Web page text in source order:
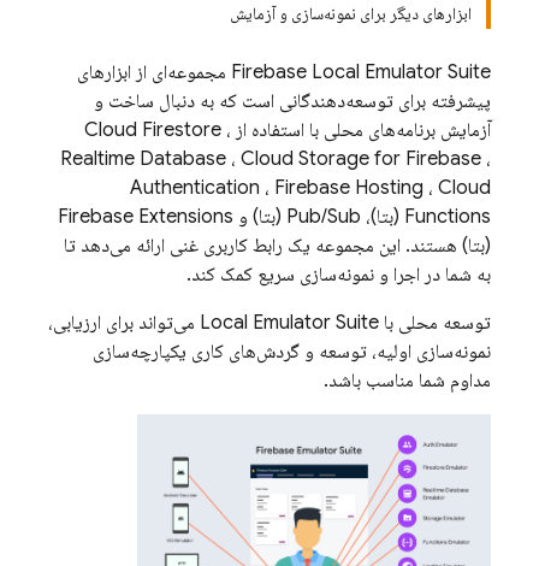
ابزارهای دیگر برای نمونه‌سازی و آزمایش
Firebase Local Emulator Suite مجموعه‌ای از ابزارهای
پیشرفته برای توسعه‌دهندگانی است که به دنبال ساخت و
آزمایش برنامه‌های محلی با استفاده از
Cloud Firestore ،
Realtime Database ، Cloud Storage for Firebase ،
Authentication ، Firebase Hosting ، Cloud
Functions (بتا)، Pub/Sub (بتا) و Firebase Extensions
(بتا) هستند. این مجموعه یک رابط کاربری غنی ارائه می‌دهد تا
به شما در اجرا و نمونه‌سازی سریع کمک کند.
توسعه محلی با Local Emulator Suite می‌تواند برای ارزیابی،
نمونه‌سازی اولیه، توسعه و گردش‌های کاری یکپارچه‌سازی
مداوم شما مناسب باشد.